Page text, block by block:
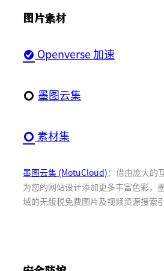
图片素材
Openverse 加速
墨图云集
素材集
墨图云集 (MotuCloud) ：借由庞大的
为您的网站设计添加更多丰富色彩，
域的无版税免费图片及视频资源搜索引